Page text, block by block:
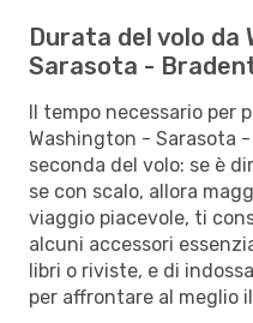
Durata del volo da
Sarasota -
Il tempo necessario per
Washington - Sarasota
seconda del volo: se è
se con scalo, allora
viaggio piacevole, ti
alcuni accessori
libri o riviste, e di
per affrontare al meglio